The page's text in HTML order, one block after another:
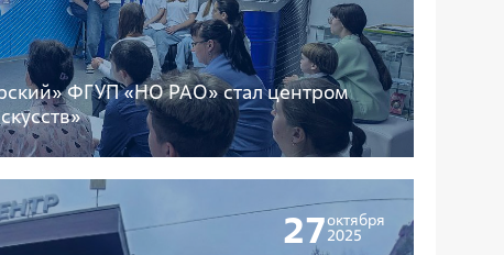
ФГУП «НО РАО» стал центром
27октября
2025